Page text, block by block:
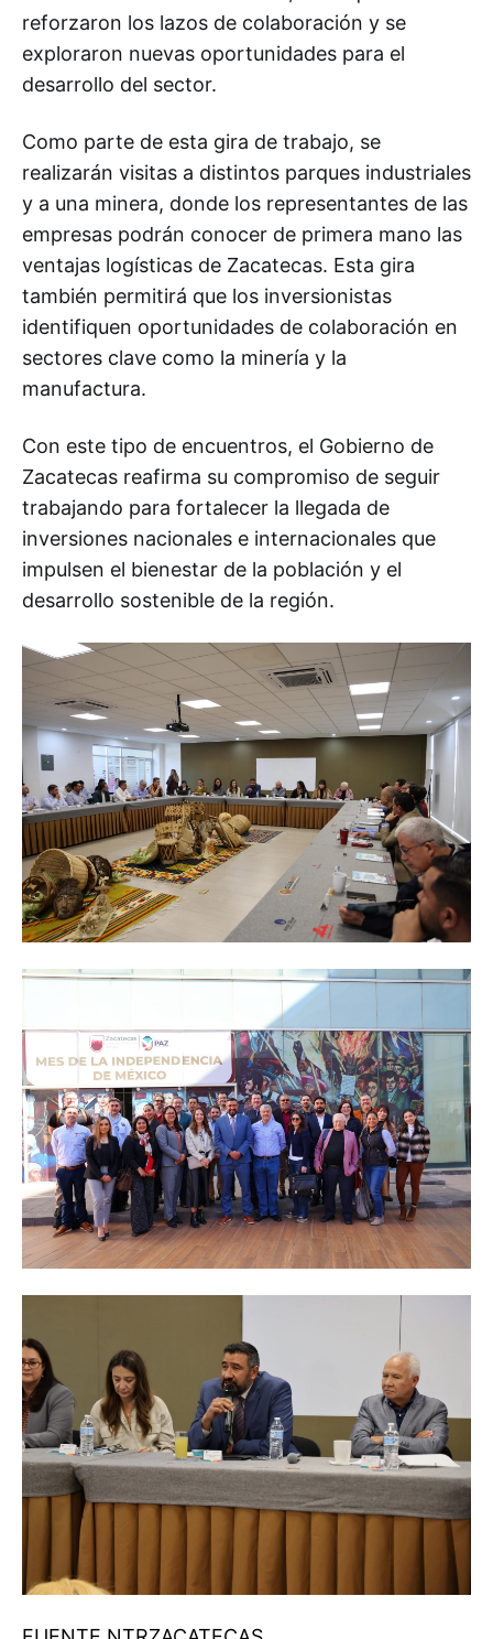
reforzaron los lazos de colaboración y se
exploraron nuevas oportunidades para el
desarrollo del sector.
Como parte de esta gira de trabajo, se
realizarán visitas a distintos parques industriales
y a una minera, donde los representantes de las
empresas podrán conocer de primera mano las
ventajas logísticas de Zacatecas. Esta gira
también permitirá que los inversionistas
identifiquen oportunidades de colaboración en
sectores clave como la minería y la
manufactura.
Con este tipo de encuentros, el Gobierno de
Zacatecas reafirma su compromiso de seguir
trabajando para fortalecer la llegada de
inversiones nacionales e internacionales que
impulsen el bienestar de la población y el
desarrollo sostenible de la región.